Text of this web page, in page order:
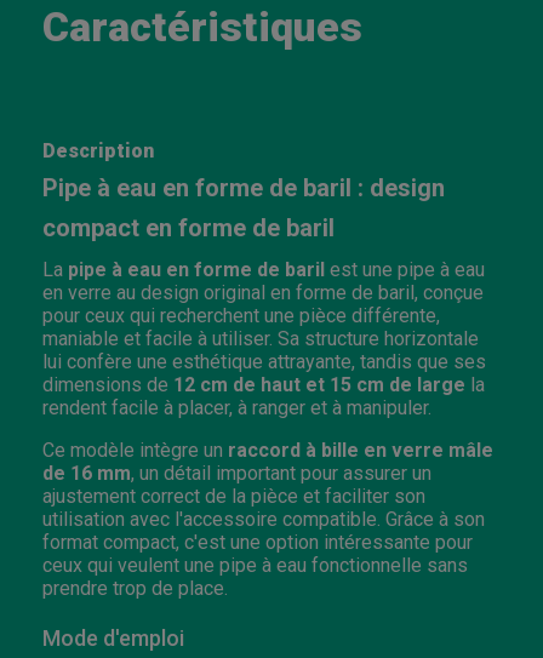
Caractéristiques
Description
Pipe à eau en forme de baril : design
compact en forme de baril
La pipe à eau en forme de baril est une pipe à eau
en verre au design original en forme de baril, conçue
pour ceux qui recherchent une pièce différente,
maniable et facile à utiliser. Sa structure horizontale
lui confère une esthétique attrayante, tandis que ses
dimensions de 12 cm de haut et 15 cm de large la
rendent facile à placer, à ranger et à manipuler.
Ce modèle intègre un raccord à bille en verre mâle
de 16 mm, un détail important pour assurer un
ajustement correct de la pièce et faciliter son
utilisation avec l'accessoire compatible. Grâce à son
format compact, c'est une option intéressante pour
ceux qui veulent une pipe à eau fonctionnelle sans
prendre trop de place.
Mode d'emploi